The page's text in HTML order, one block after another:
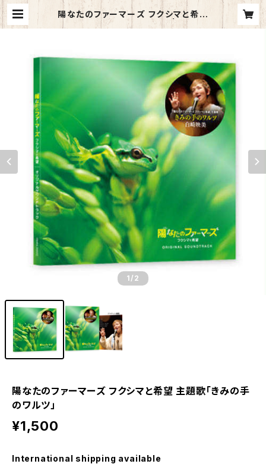
陽なたのファーマーズ フクシマと希望
主題歌「きみの手のワルツ」 | 白崎映
1 /2
陽なたのファーマーズ フクシマと希望 主題歌「きみの手
のワルツ」
¥1,500
International shipping available